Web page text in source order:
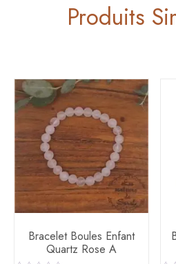
Produits
Bracelet Boules Enfant
Quartz Rose A